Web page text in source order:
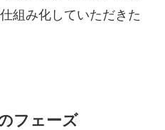
組み化していただきた
フェーズ